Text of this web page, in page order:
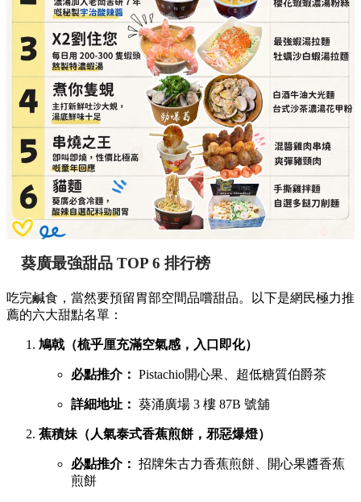
葵廣最強甜品 TOP 6 排行榜
吃完鹹食，當然要預留胃部空間品嚐甜品。以下是網民極力推
薦的六大甜點名單：
鳩戟（梳乎厘充滿空氣感，入口即化）
必點推介： Pistachio開心果、超低糖質伯爵茶
詳細地址： 葵涌廣場 3 樓 87B 號舖
蕉積妹（人氣泰式香蕉煎餅，邪惡爆燈）
必點推介： 招牌朱古力香蕉煎餅、開心果醬香蕉
煎餅